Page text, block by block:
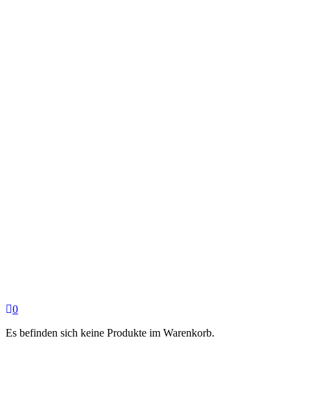
0
Es befinden sich keine Produkte im Warenkorb.